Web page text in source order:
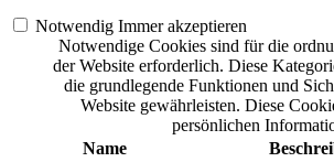
Notwendig Immer akzeptieren
Notwendige Cookies sind für die
der Website erforderlich. Diese
die grundlegende Funktionen und
Website gewährleisten. Diese
persönlichen
Name